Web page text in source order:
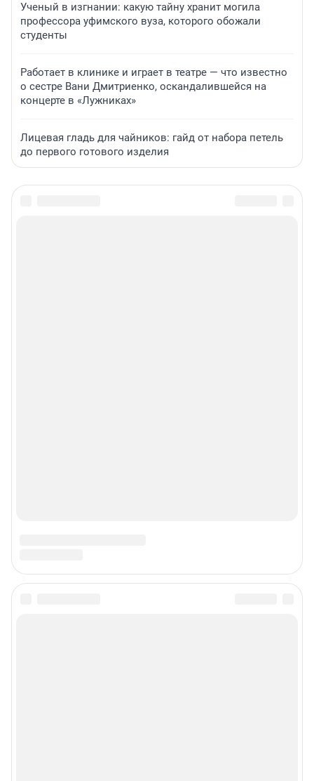
Ученый в изгнании: какую тайну хранит могила
профессора уфимского вуза, которого обожали
студенты
Работает в клинике и играет в театре — что известно
о сестре Вани Дмитриенко, оскандалившейся на
концерте в «Лужниках»
Лицевая гладь для чайников: гайд от набора петель
до первого готового изделия